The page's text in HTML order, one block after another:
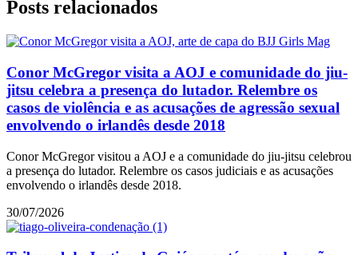
Posts relacionados
Conor McGregor visita a AOJ e comunidade do jiu-
jitsu celebra a presença do lutador. Relembre os
casos de violência e as acusações de agressão sexual
envolvendo o irlandês desde 2018
Conor McGregor visitou a AOJ e a comunidade do jiu-jitsu celebrou
a presença do lutador. Relembre os casos judiciais e as acusações
envolvendo o irlandês desde 2018.
30/07/2026